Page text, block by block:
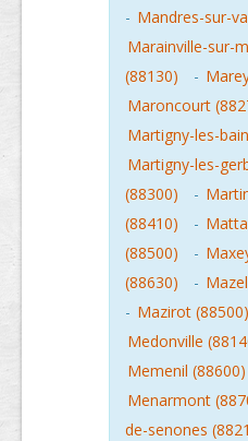
- Mandres-sur-
Marainville-sur-
(88130)
-
Maroncourt
Martigny-les-
Martigny-les-
(88300)
-
(88410)
-
(88500)
-
(88630)
-
- Mazirot (88500)
Medonville
Memenil (88600)
Menarmont
de-senones